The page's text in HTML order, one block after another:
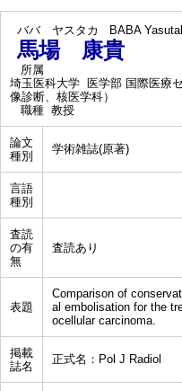
ババ ヤスタカ BABA
馬場 康貴
所属
埼玉医科大学 医学部 国際医療
像診断、核医学科）
職種 教授
論文
種別
学術雑誌(原著)
言語
種別
査読
の有
無
査読あり
表題
Comparison of
al embolisation for the
ocellular carcinoma.
掲載
誌名
正式名：Pol J Radiol